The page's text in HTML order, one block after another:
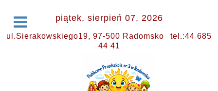
piątek, sierpień 07, 2026
ul.Sierakowskiego19, 97-500 Radomsko
tel.:44 685
44 41